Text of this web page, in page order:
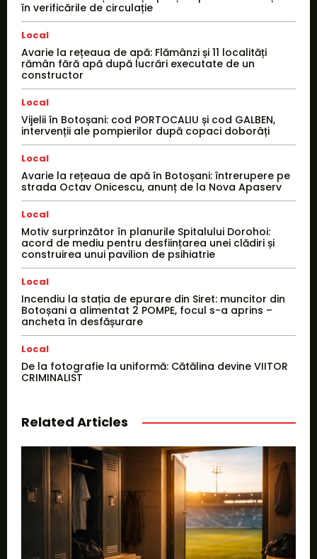
în verificările de circulație
Local
Avarie la rețeaua de apă: Flămânzi și 11 localități
rămân fără apă după lucrări executate de un
constructor
Local
Vijelii în Botoșani: cod PORTOCALIU și cod GALBEN,
intervenții ale pompierilor după copaci doborâți
Local
Avarie la rețeaua de apă în Botoșani: întrerupere pe
strada Octav Onicescu, anunț de la Nova Apaserv
Local
Motiv surprinzător în planurile Spitalului Dorohoi:
acord de mediu pentru desființarea unei clădiri și
construirea unui pavilion de psihiatrie
Local
Incendiu la stația de epurare din Siret: muncitor din
Botoșani a alimentat 2 POMPE, focul s-a aprins –
ancheta în desfășurare
Local
De la fotografie la uniformă: Cătălina devine VIITOR
CRIMINALIST
Related Articles